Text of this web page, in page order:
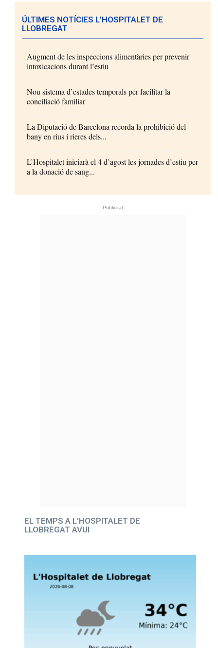
ÚLTIMES NOTÍCIES L'HOSPITALET DE
LLOBREGAT
Augment de les inspeccions alimentàries per prevenir
intoxicacions durant l’estiu
Nou sistema d’estades temporals per facilitar la
conciliació familiar
La Diputació de Barcelona recorda la prohibició del
bany en rius i rieres dels...
L’Hospitalet iniciarà el 4 d’agost les jornades d’estiu per
a la donació de sang...
- Publicitat -
EL TEMPS A L'HOSPITALET DE
LLOBREGAT AVUI